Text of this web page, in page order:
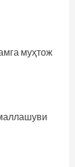
муҳтож